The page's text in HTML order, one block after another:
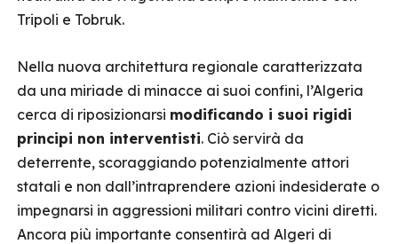
Tripoli e Tobruk.
Nella nuova architettura regionale caratterizzata
da una miriade di minacce ai suoi confini, l’Algeria
cerca di riposizionarsi modificando i suoi rigidi
principi non interventisti. Ciò servirà da
deterrente, scoraggiando potenzialmente attori
statali e non dall’intraprendere azioni indesiderate o
impegnarsi in aggressioni militari contro vicini diretti.
Ancora più importante consentirà ad Algeri di